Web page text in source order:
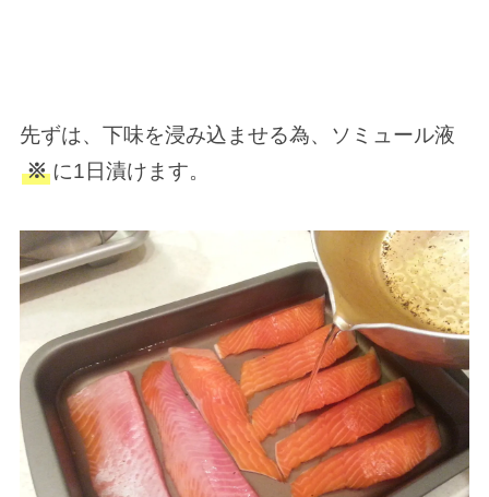
先ずは、下味を浸み込ませる為、ソミュール液
※ に1日漬けます。